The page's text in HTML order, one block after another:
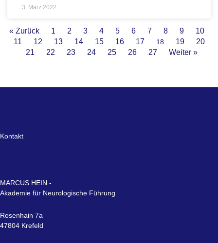
3. März 2022
« Zurück 1 2 3 4 5 6 7 8 9
10
11
12 13 14 15 16 17 18 19
20
21
22 23 24 25 26 27 Weiter »
Kontakt
MARCUS HEIN -
Akademie für Neurologische Führung
Rosenhain 7a
47804 Krefeld